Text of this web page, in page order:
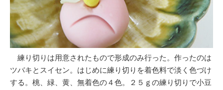
練り切りは用意されたもので形成のみ行った。作ったのは
ツバキとスイセン。はじめに練り切りを着色料で淡く色づけ
する。桃、緑、黄、無着色の４色。２５ｇの練り切りで小豆